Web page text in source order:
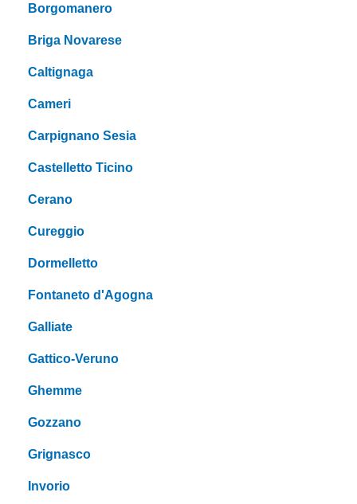
Borgomanero
Briga Novarese
Caltignaga
Cameri
Carpignano Sesia
Castelletto Ticino
Cerano
Cureggio
Dormelletto
Fontaneto d'Agogna
Galliate
Gattico-Veruno
Ghemme
Gozzano
Grignasco
Invorio